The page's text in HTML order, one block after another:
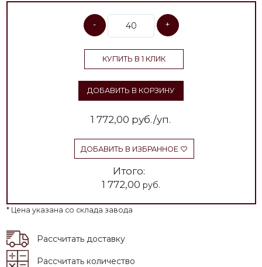
- +
КУПИТЬ В 1 КЛИК
ДОБАВИТЬ В КОРЗИНУ
1 772,00 руб./уп.
ДОБАВИТЬ В ИЗБРАННОЕ
Итого:
1 772,00 руб.
* Цена указана со склада завода
Рассчитать доставку
Рассчитать количество